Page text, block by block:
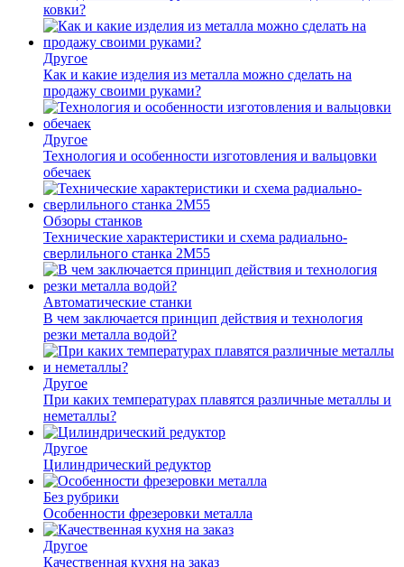
ковки?
Другое
Как и какие изделия из металла можно сделать на
продажу своими руками?
Другое
Технология и особенности изготовления и вальцовки
обечаек
Обзоры станков
Технические характеристики и схема радиально-
сверлильного станка 2М55
Автоматические станки
В чем заключается принцип действия и технология
резки металла водой?
Другое
При каких температурах плавятся различные металлы и
неметаллы?
Другое
Цилиндрический редуктор
Без рубрики
Особенности фрезеровки металла
Другое
Качественная кухня на заказ